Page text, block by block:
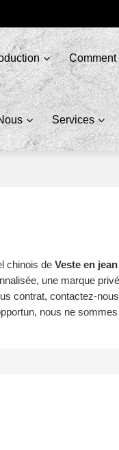
Services
chinois deVeste en
une marque
contrat, contactez-
nous ne